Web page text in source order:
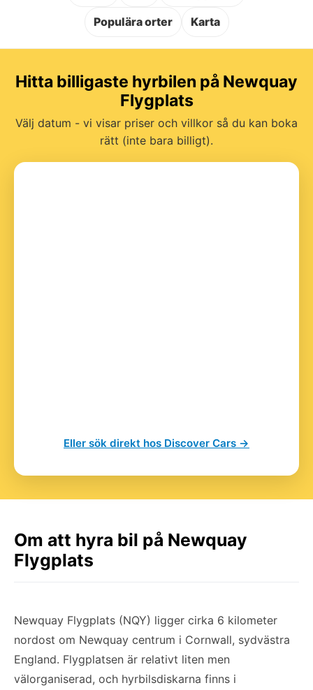
Populära orter Karta
Hitta billigaste hyrbilen på Newquay
Flygplats
Välj datum - vi visar priser och villkor så du kan boka
rätt (inte bara billigt).
Eller sök direkt hos Discover Cars →
Om att hyra bil på Newquay
Flygplats
Newquay Flygplats (NQY) ligger cirka 6 kilometer
nordost om Newquay centrum i Cornwall, sydvästra
England. Flygplatsen är relativt liten men
välorganiserad, och hyrbilsdiskarna finns i